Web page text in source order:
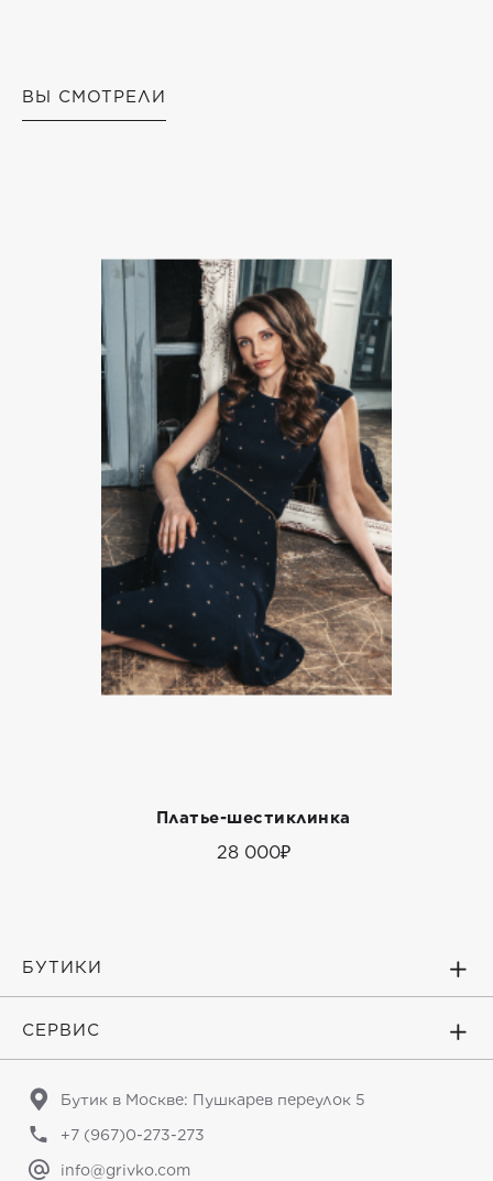
ВЫ СМОТРЕЛИ
Платье-шестиклинка
28 000₽
БУТИКИ
СЕРВИС
Бутик в Москве: Пушкарев переулок 5
+7 (967)0-273-273
info@grivko.com